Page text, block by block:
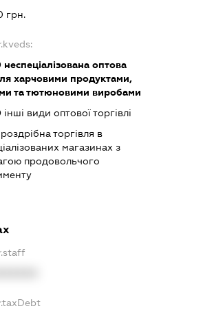
грн.
неспеціалізована оптова
харчовими продуктами,
та тютюновими виробами
інші види оптової торгівлі
роздрібна торгівля в
магазинах з
продовольчого